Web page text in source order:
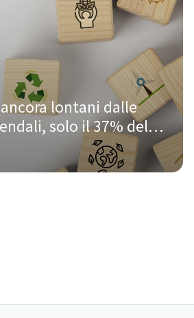
lontani dalle
solo il 37% delle
la sostenibilità nel